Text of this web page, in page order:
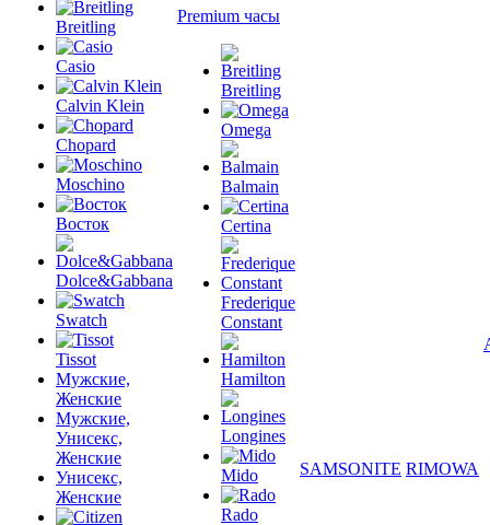
Breitling
Casio
Calvin Klein
Chopard
Moschino
Восток
Dolce&Gabbana
Swatch
Tissot
Мужские,
Женские
Мужские,
Унисекс,
Женские
Унисекс,
Женские
Premium часы
Breitling
Omega
Balmain
Certina
Frederique
Constant
Hamilton
Longines
Mido
Rado
SAMSONITE RIMOWA